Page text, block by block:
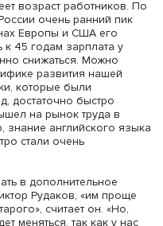
специальности,
своей работой.
между выпускниками
позволяют
науки,
дающих возможность
капитал
Рудаков. Если
то навыки вторых
итоговой зарплаты.
в IT-